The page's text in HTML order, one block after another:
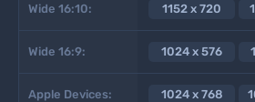
Wide 16:10: 1152 x 720
Wide 16:9: 1024 x 576
Apple Devices: 1024 x 768